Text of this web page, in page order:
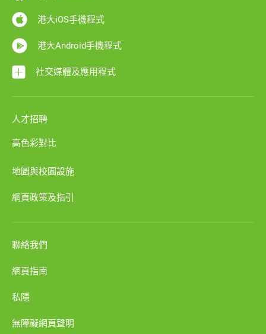
港大iOS手機程式
港大Android手機程式
社交媒體及應用程式
人才招聘
高色彩對比
地圖與校園設施
網頁政策及指引
聯絡我們
網頁指南
私隱
無障礙網頁聲明